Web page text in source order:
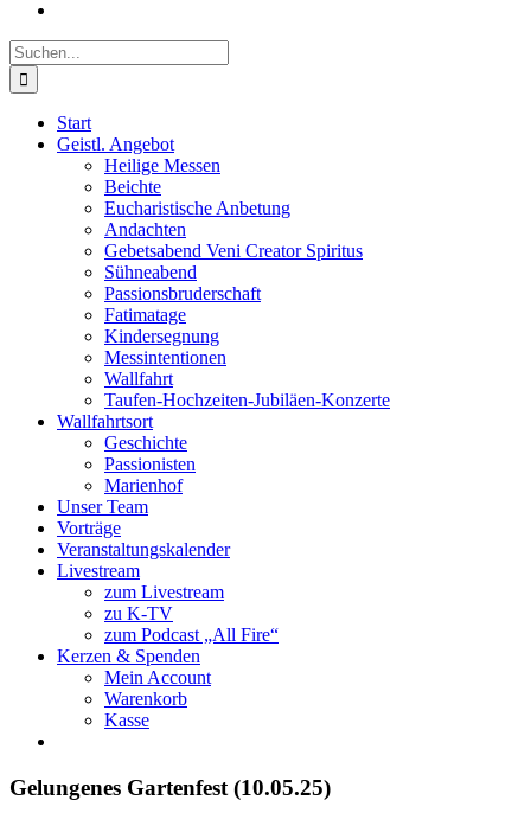
Suche
nach:
Start
Geistl. Angebot
Heilige Messen
Beichte
Eucharistische Anbetung
Andachten
Gebetsabend Veni Creator Spiritus
Sühneabend
Passionsbruderschaft
Fatimatage
Kindersegnung
Messintentionen
Wallfahrt
Taufen-Hochzeiten-Jubiläen-Konzerte
Wallfahrtsort
Geschichte
Passionisten
Marienhof
Unser Team
Vorträge
Veranstaltungskalender
Livestream
zum Livestream
zu K-TV
zum Podcast „All Fire“
Kerzen & Spenden
Mein Account
Warenkorb
Kasse
Gelungenes Gartenfest (10.05.25)